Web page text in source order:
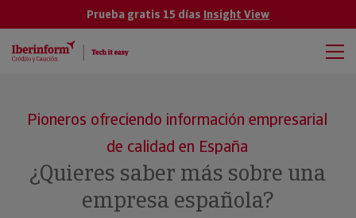
Prueba gratis 15 días Insight View
Pioneros ofreciendo información empresarial
de calidad en España
¿Quieres saber más sobre una
empresa española?